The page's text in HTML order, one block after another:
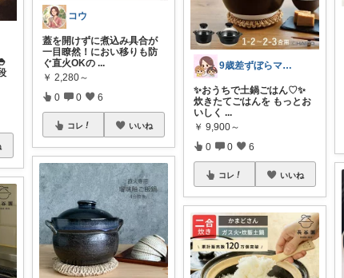
コウ
​蓋を開けずに煮込み具合が
一目瞭然！におい移りも防
ぐ直火OKの ...
￥ 2,280～
0 0 6
コレ いいね
9歳差ずぼらママの買って良かったもの✨
✨おうちで土鍋ごはん♡✨
炊きたてごはんを もっとお
いしく ...
￥ 9,900～
0 0 6
コレ いいね